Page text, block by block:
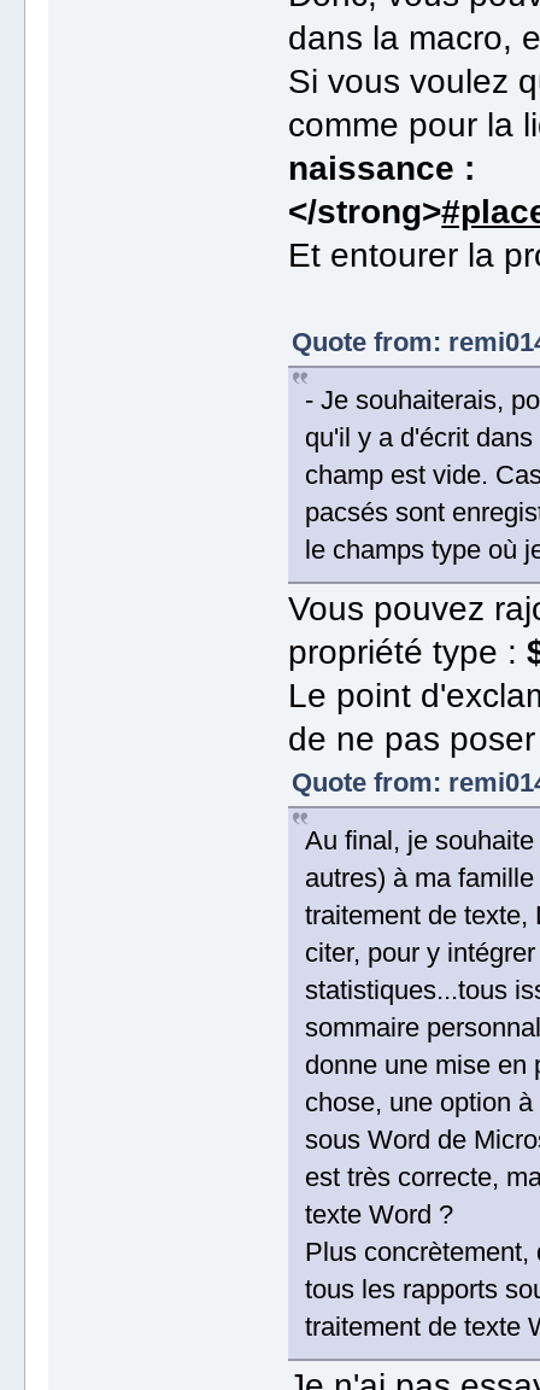
dans la macro,
Si vous voulez
comme pour la
naissance :
</strong>
Et entourer la
Quote from:
- Je souhaiterais,
qu'il y a d'écrit
champ est vide.
pacsés sont
le champs type où
Vous pouvez
propriété type :
Le point
de ne pas
Quote from:
Au final, je
autres) à ma
traitement de texte,
citer, pour y
statistiques...tous
sommaire
donne une mise en
chose, une option
sous Word de
est très correcte,
texte Word ?
Plus
tous les rapports
traitement de texte